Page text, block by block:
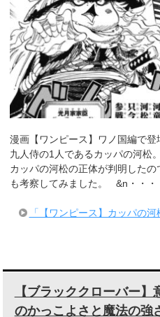
漫画【ワンピース】ワノ国編で
九人侍の1人であるカッパの河松
カッパの河松の正体が判明した
も考察してみました。 &n・・・
「【ワンピース】カッパの
【ブラッククローバー
のかっこよさと魔法の強